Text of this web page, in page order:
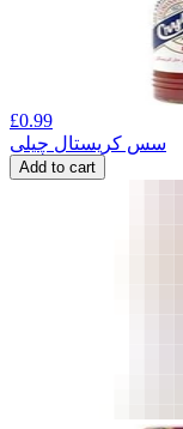
£0.99
سس کریستال چیلی
Add to cart